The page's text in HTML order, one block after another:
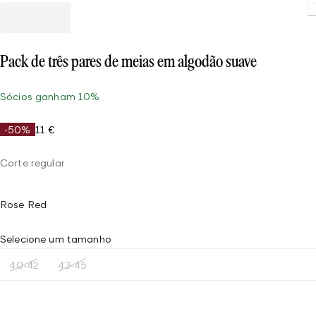
Pack de três pares de meias em algodão suave
Sócios ganham 10%
-50% 11 €
Corte regular
Rose Red
Selecione um tamanho
40-42 43-45